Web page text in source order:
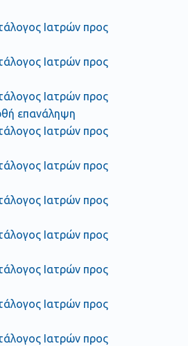
Ιατρών προς
Ιατρών προς
Ιατρών προς
επανάληψη
Ιατρών προς
Ιατρών προς
Ιατρών προς
Ιατρών προς
Ιατρών προς
Ιατρών προς
Ιατρών προς